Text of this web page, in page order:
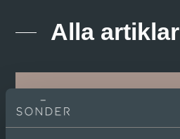
Alla artiklar